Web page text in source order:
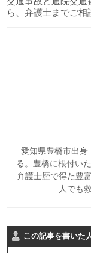
ら、弁護士までご相
愛知県豊橋市出
る。豊橋に根付い
弁護士歴で得た豊
人でも
この記事を書いた